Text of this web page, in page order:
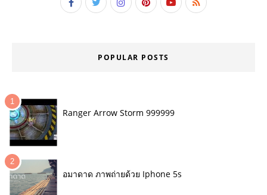
POPULAR POSTS
Ranger Arrow Storm 999999
อมาดาด ภาพถ่ายด้วย Iphone 5s